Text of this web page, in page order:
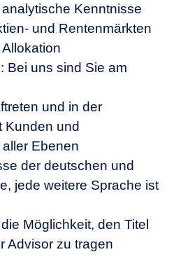
Kenntnisse
und Rentenmärkten
Bei uns sind Sie am
und in der
Kunden und
Ebenen
der deutschen und
jede weitere Sprache ist
Möglichkeit, den Titel
Advisor zu tragen